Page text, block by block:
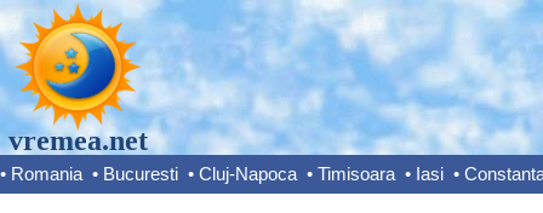
vremea.net
• Romania • Bucuresti • Cluj-Napoca • Timisoara • Iasi •